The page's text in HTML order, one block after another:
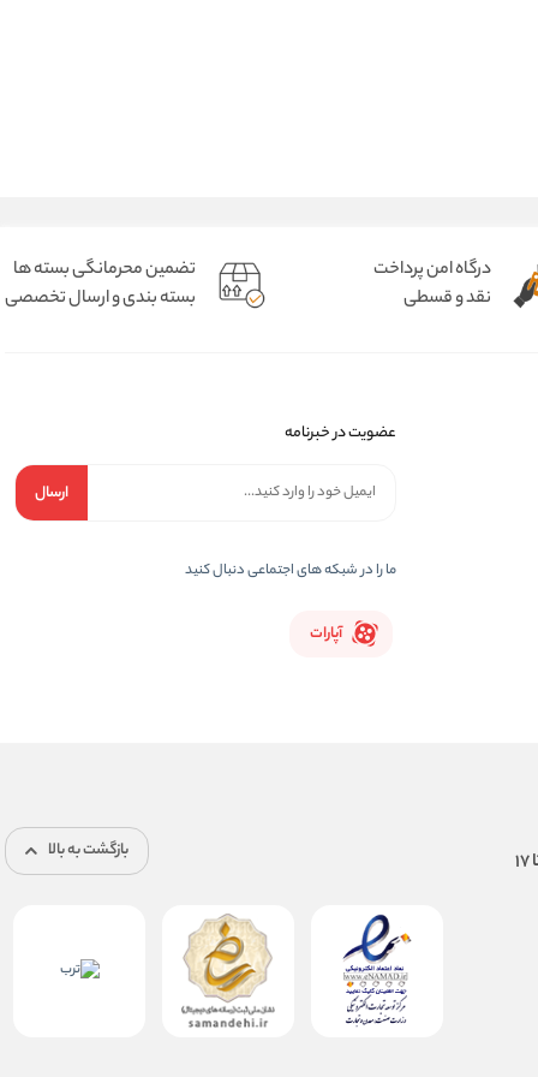
درگاه امن پرداخت
نقد و قسطی
تضمین محرمانگی بسته ها
بسته بندی و ارسال تخصصی
عضویت در خبرنامه
ارسال
ما را در شبکه های اجتماعی دنبال کنید
آپارات
بازگشت به بالا